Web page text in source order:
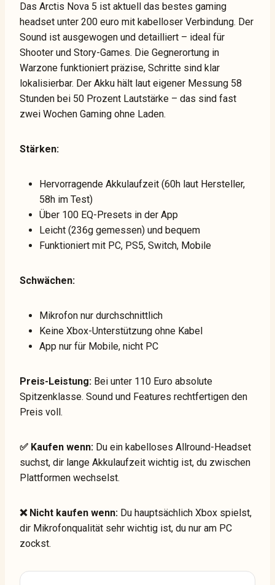
Das Arctis Nova 5 ist aktuell das bestes gaming
headset unter 200 euro mit kabelloser Verbindung. Der
Sound ist ausgewogen und detailliert – ideal für
Shooter und Story-Games. Die Gegnerortung in
Warzone funktioniert präzise, Schritte sind klar
lokalisierbar. Der Akku hält laut eigener Messung 58
Stunden bei 50 Prozent Lautstärke – das sind fast
zwei Wochen Gaming ohne Laden.
Stärken:
Hervorragende Akkulaufzeit (60h laut Hersteller,
58h im Test)
Über 100 EQ-Presets in der App
Leicht (236g gemessen) und bequem
Funktioniert mit PC, PS5, Switch, Mobile
Schwächen:
Mikrofon nur durchschnittlich
Keine Xbox-Unterstützung ohne Kabel
App nur für Mobile, nicht PC
Preis-Leistung: Bei unter 110 Euro absolute
Spitzenklasse. Sound und Features rechtfertigen den
Preis voll.
✅ Kaufen wenn: Du ein kabelloses Allround-Headset
suchst, dir lange Akkulaufzeit wichtig ist, du zwischen
Plattformen wechselst.
❌ Nicht kaufen wenn: Du hauptsächlich Xbox spielst,
dir Mikrofonqualität sehr wichtig ist, du nur am PC
zockst.